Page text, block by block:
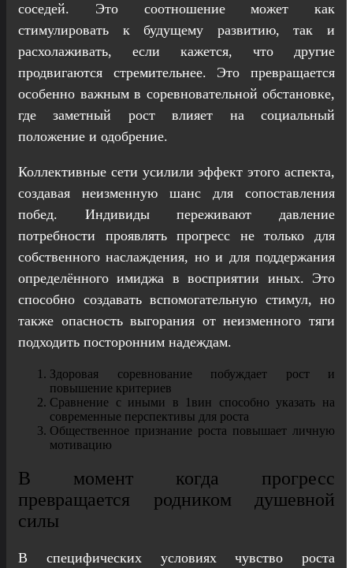
соседей. Это соотношение может как
стимулировать к будущему развитию, так и
расхолаживать, если кажется, что другие
продвигаются стремительнее. Это превращается
особенно важным в соревновательной обстановке,
где заметный рост влияет на социальный
положение и одобрение.
Коллективные сети усилили эффект этого аспекта,
создавая неизменную шанс для сопоставления
побед. Индивиды переживают давление
потребности проявлять прогресс не только для
собственного наслаждения, но и для поддержания
определённого имиджа в восприятии иных. Это
способно создавать вспомогательную стимул, но
также опасность выгорания от неизменного тяги
подходить посторонним надеждам.
Здоровая соревнование побуждает рост и
повышение критериев
Сравнение с иными в 1вин способно указать на
современные перспективы для роста
Общественное признание роста повышает личную
мотивацию
В момент когда прогресс
превращается родником душевной
силы
В специфических условиях чувство роста